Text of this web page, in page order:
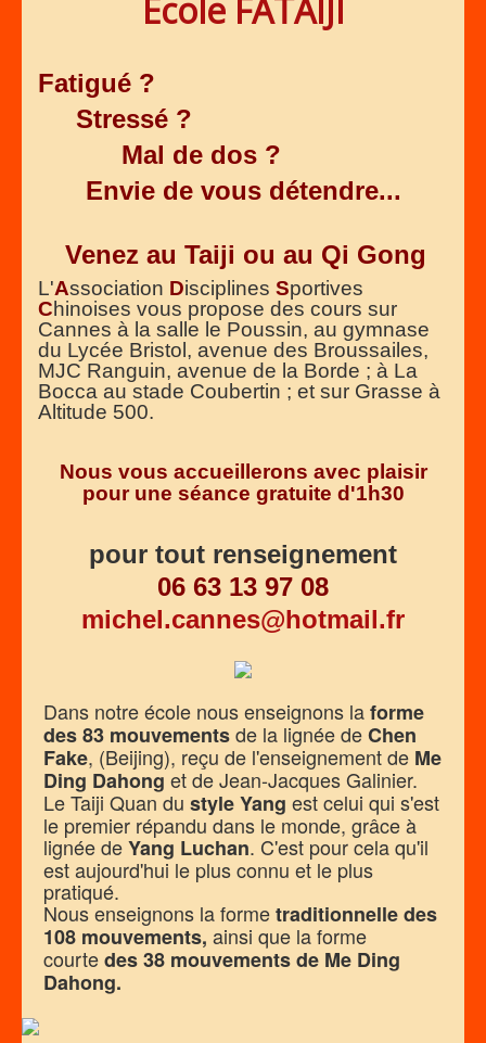
Ecole FATAIJI
Fatigué ?
Stressé ?
Mal de dos ?
Envie de vous détendre...
Venez au Taiji ou au Qi Gong
L'Association Disciplines Sportives
Chinoises vous propose des cours sur
Cannes à la salle le Poussin, au gymnase
du Lycée Bristol, avenue des Broussailes,
MJC Ranguin, avenue de la Borde ; à La
Bocca au stade Coubertin ; et sur Grasse à
Altitude 500.
Nous vous accueillerons avec plaisir
pour une séance gratuite d'1h30
pour tout renseignement
06 63 13 97 08
michel.cannes@hotmail.fr
Dans notre école nous enseignons laforme
des 83 mouvementsde la lignée deChen
Fake, (Beijing), reçu de l'enseignement de Me
Ding Dahong et de Jean-Jacques Galinier.
Le Taiji Quan du style Yang est celui qui s'est
le premier répandu dans le monde, grâce à
lignée deYang Luchan. C'est pour cela qu'il
est aujourd'hui le plus connu et le plus
pratiqué.
Nous enseignons la formetraditionnelle des
108 mouvements, ainsi que la forme
courtedes 38 mouvements de Me Ding
Dahong.